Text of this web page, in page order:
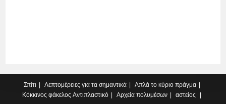
Σπίτι Λεπτομέρειες για τα σημαντικά
Απλά το κύριο πράγμα
Κόκκινος φάκελος Αντιπλαστικό Αρχεία πολυμέσων αστείος